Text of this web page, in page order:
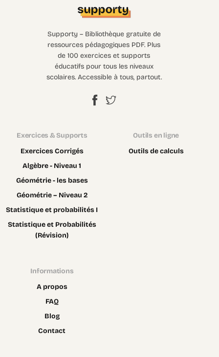
Supporty – Bibliothèque gratuite de
ressources pédagogiques PDF. Plus
de 100 exercices et supports
éducatifs pour tous les niveaux
scolaires. Accessible à tous, partout.
Exercices & Supports
Exercices Corrigés
Algèbre - Niveau 1
Géométrie - les bases
Géométrie – Niveau 2
Statistique et probabilités I
Statistique et Probabilités
(Révision)
Outils en ligne
Outils de calculs
Informations
A propos
FAQ
Blog
Contact